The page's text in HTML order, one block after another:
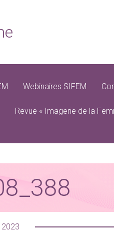
Webinaires SIFEM
Revue « Imagerie de la